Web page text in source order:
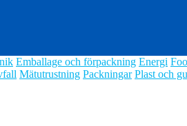
Emballage och förpackning Energi
Mätutrustning Packningar Plast och